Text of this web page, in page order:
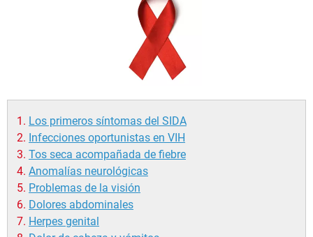
Los primeros síntomas del SIDA
Infecciones oportunistas en VIH
Tos seca acompañada de fiebre
Anomalías neurológicas
Problemas de la visión
Dolores abdominales
Herpes genital